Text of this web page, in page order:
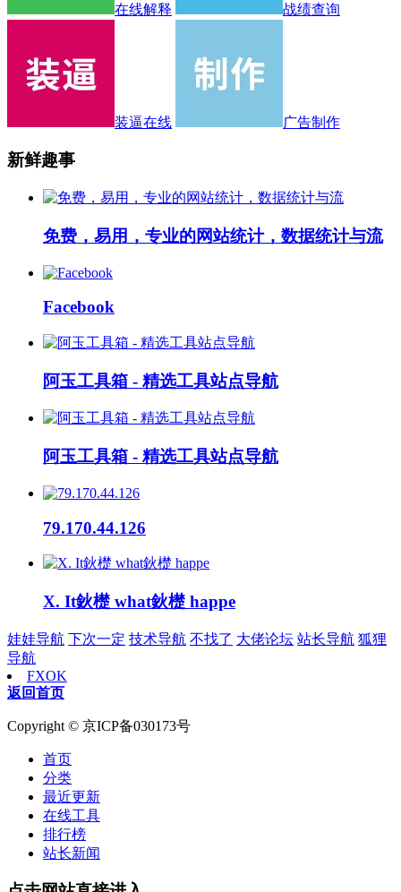
在线解释 战绩查询
装逼在线 广告制作
新鲜趣事
免费，易用，专业的网站统计，数据统计与流
Facebook
阿玉工具箱 - 精选工具站点导航
阿玉工具箱 - 精选工具站点导航
79.170.44.126
X. It鈥檚 what鈥檚 happe
娃娃导航 下次一定 技术导航 不找了 大佬论坛 站长导航 狐狸
导航
FXOK
返回首页
Copyright © 京ICP备030173号
首页
分类
最近更新
在线工具
排行榜
站长新闻